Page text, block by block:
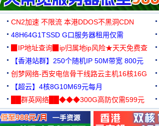
CN2加速 不限流 本港DDOS不黑洞CDN
48H64G1TSSD G口服务器租用仅需
3000+可免费测试
▉IP地址查询▉ip归属地ip风险★天天免费查
【香港站群】250个随机IP 50M带宽 800元
创梦网络-西安电信骨干线路云主机16核16G
88元/月
【超云】4核8G10M69元每月
██群英网络██◆◆◆300G高防仅需599元
◆◆◆